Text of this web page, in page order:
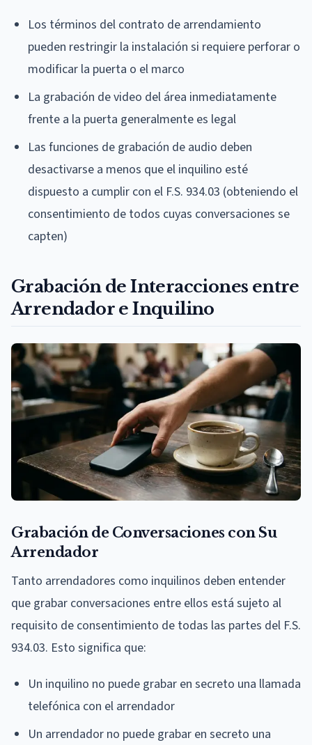
Los términos del contrato de arrendamiento
pueden restringir la instalación si requiere perforar o
modificar la puerta o el marco
La grabación de video del área inmediatamente
frente a la puerta generalmente es legal
Las funciones de grabación de audio deben
desactivarse a menos que el inquilino esté
dispuesto a cumplir con el F.S. 934.03 (obteniendo el
consentimiento de todos cuyas conversaciones se
capten)
Grabación de Interacciones entre
Arrendador e Inquilino
Grabación de Conversaciones con Su
Arrendador
Tanto arrendadores como inquilinos deben entender
que grabar conversaciones entre ellos está sujeto al
requisito de consentimiento de todas las partes del F.S.
934.03. Esto significa que:
Un inquilino no puede grabar en secreto una llamada
telefónica con el arrendador
Un arrendador no puede grabar en secreto una